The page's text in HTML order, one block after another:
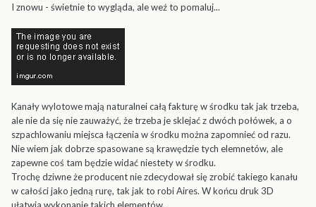
I znowu - świetnie to wygląda, ale weź to pomaluj...
Kanały wylotowe mają naturalnei całą fakturę w środku tak jak trzeba,
ale nie da się nie zauważyć, że trzeba je sklejać z dwóch połówek, a o
szpachlowaniu miejsca łączenia w środku można zapomnieć od razu.
Nie wiem jak dobrze spasowane są krawędzie tych elemnetów, ale
zapewne coś tam będzie widać niestety w środku.
Trochę dziwne że producent nie zdecydował się zrobić takiego kanału
w całości jako jedną rurę, tak jak to robi Aires. W końcu druk 3D